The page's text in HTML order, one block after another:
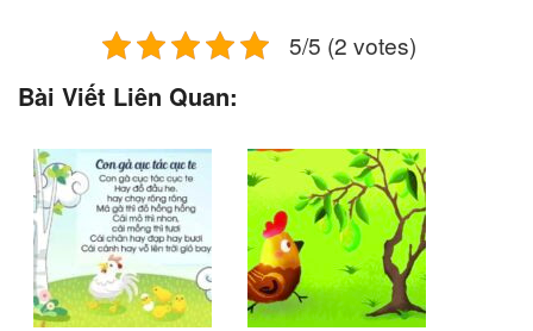
5/5 (2 votes)
Bài Viết Liên Quan: